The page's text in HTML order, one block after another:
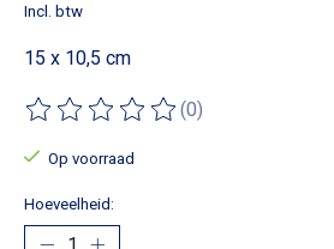
Incl. btw
15 x 10,5 cm
De beoordeling van dit product is
(0)
Op voorraad
Hoeveelheid: